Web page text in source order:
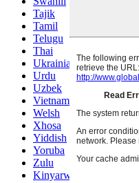
Tajik
Tamil
Telugu
Thai
Ukrainian
Urdu
Uzbek
Vietnamese
Welsh
Xhosa
Yiddish
Yoruba
Zulu
Kinyarwanda